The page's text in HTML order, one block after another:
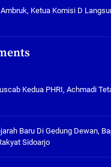
Ketua Komisi D
Kedua PHRI, Achmadi
Baru Di Gedung Dewan,
Sidoarjo